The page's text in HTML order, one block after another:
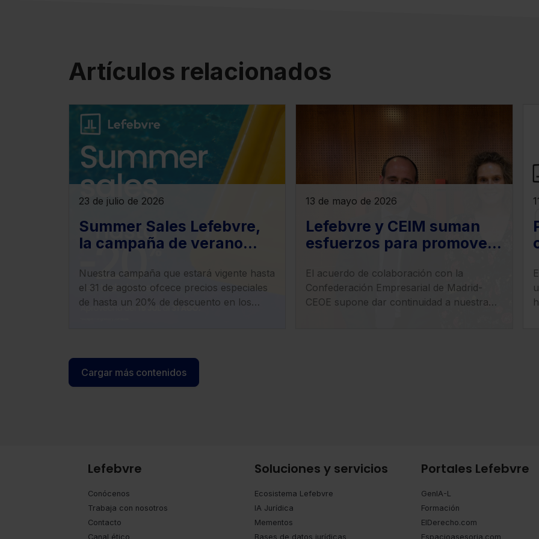
Artículos relacionados
23 de julio de 2026
Summer Sales Lefebvre,
la campaña de verano
electrónicos
Nuestra campaña que estará vigente hasta
el 31 de agosto ofcece precios especiales
de hasta un 20% de descuento en los
13 de mayo de 2026
Lefebvre y CEIM suman
esfuerzos para promover
investigación y la
innovación tecnológica en
las empresas
El acuerdo de colaboración con la
Confederación Empresarial de Madrid-
CEOE supone dar continuidad a nuestra
Cargar más contenidos
Lefebvre
Conócenos
Trabaja con nosotros
Contacto
Canal ético
Soluciones y servicios
Ecosistema Lefebvre
IA Jurídica
Mementos
Bases de datos jurídicas
Portales Lefebvre
GenIA-L
Formación
ElDerecho.com
Espacioasesoria.com